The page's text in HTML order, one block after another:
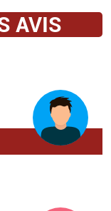
AVIS